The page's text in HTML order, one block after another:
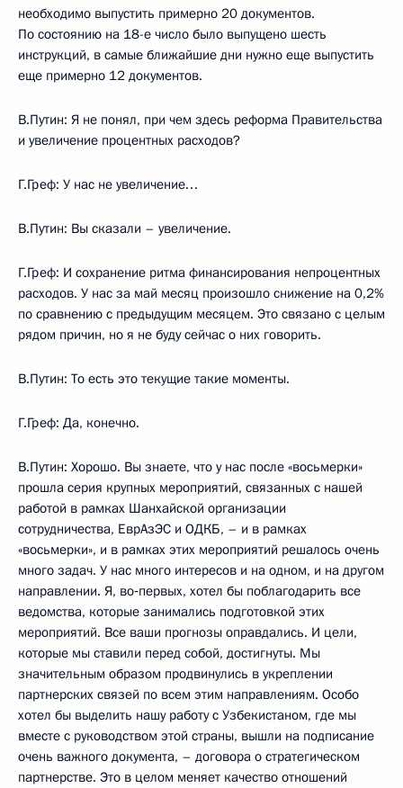
необходимо выпустить примерно 20 документов.
По состоянию на 18-е число было выпущено шесть
инструкций, в самые ближайшие дни нужно еще выпустить
еще примерно 12 документов.
В.Путин: Я не понял, при чем здесь реформа Правительства
и увеличение процентных расходов?
Г.Греф: У нас не увеличение…
В.Путин: Вы сказали – увеличение.
Г.Греф: И сохранение ритма финансирования непроцентных
расходов. У нас за май месяц произошло снижение на 0,2%
по сравнению с предыдущим месяцем. Это связано с целым
рядом причин, но я не буду сейчас о них говорить.
В.Путин: То есть это текущие такие моменты.
Г.Греф: Да, конечно.
В.Путин: Хорошо. Вы знаете, что у нас после «восьмерки»
прошла серия крупных мероприятий, связанных с нашей
работой в рамках Шанхайской организации
сотрудничества, ЕврАзЭС и ОДКБ, – и в рамках
«восьмерки», и в рамках этих мероприятий решалось очень
много задач. У нас много интересов и на одном, и на другом
направлении. Я, во‑первых, хотел бы поблагодарить все
ведомства, которые занимались подготовкой этих
мероприятий. Все ваши прогнозы оправдались. И цели,
которые мы ставили перед собой, достигнуты. Мы
значительным образом продвинулись в укреплении
партнерских связей по всем этим направлениям. Особо
хотел бы выделить нашу работу с Узбекистаном, где мы
вместе с руководством этой страны, вышли на подписание
очень важного документа, – договора о стратегическом
партнерстве. Это в целом меняет качество отношений